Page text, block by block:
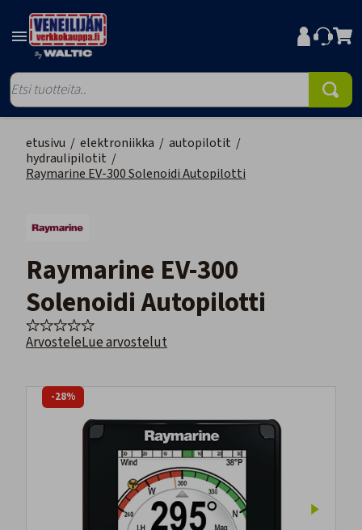
etusivu / elektroniikka / autopilotit /
hydraulipilotit /
Raymarine EV-300 Solenoidi Autopilotti
Raymarine EV-300
Solenoidi Autopilotti
ArvosteleLue arvostelut
-28%